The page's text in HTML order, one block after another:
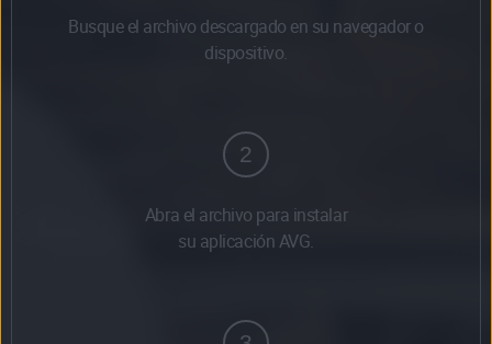
Busque el archivo descargado en su navegador o
dispositivo.
2
Abra el archivo para instalar
su aplicación AVG.